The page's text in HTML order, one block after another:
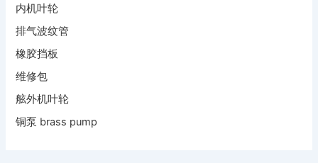
内机叶轮
排气波纹管
橡胶挡板
维修包
舷外机叶轮
铜泵 brass pump